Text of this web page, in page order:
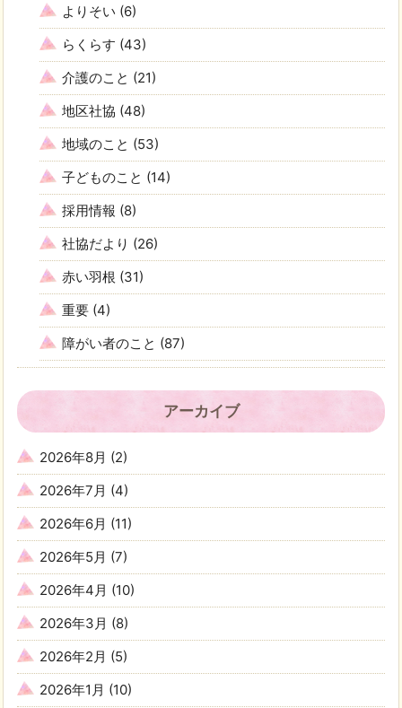
よりそい (6)
らくらす (43)
介護のこと (21)
地区社協 (48)
地域のこと (53)
子どものこと (14)
採用情報 (8)
社協だより (26)
赤い羽根 (31)
重要 (4)
障がい者のこと (87)
アーカイブ
2026年8月 (2)
2026年7月 (4)
2026年6月 (11)
2026年5月 (7)
2026年4月 (10)
2026年3月 (8)
2026年2月 (5)
2026年1月 (10)